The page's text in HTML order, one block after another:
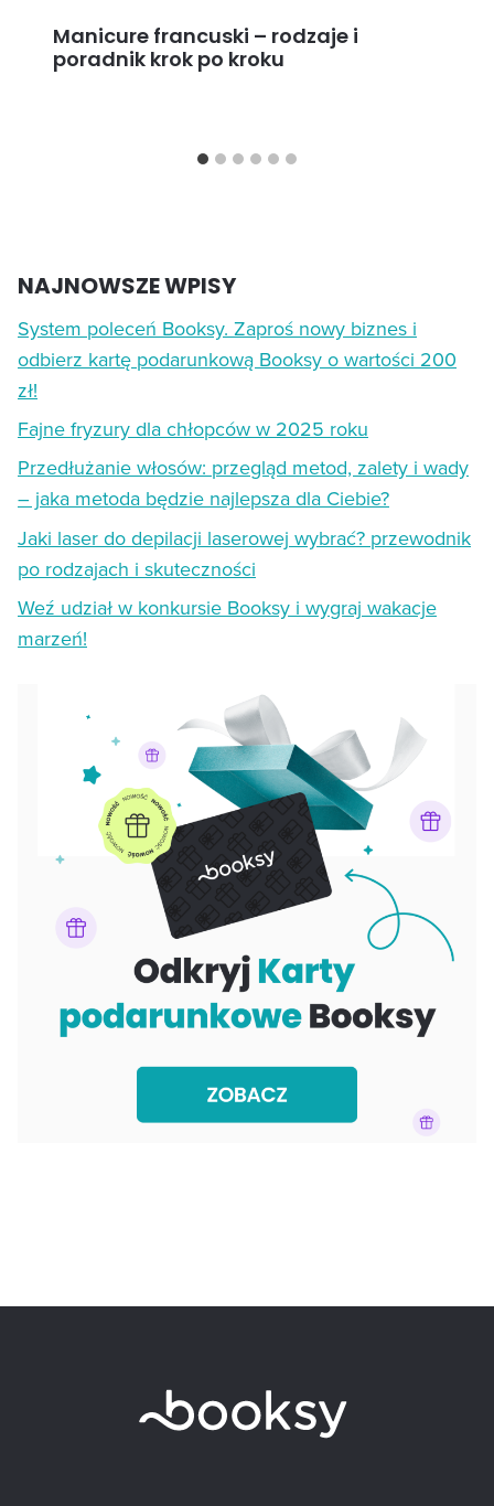
Manicure francuski – rodzaje i
poradnik krok po kroku
NAJNOWSZE WPISY
System poleceń Booksy. Zaproś nowy biznes i
odbierz kartę podarunkową Booksy o wartości 200
zł!
Fajne fryzury dla chłopców w 2025 roku
Przedłużanie włosów: przegląd metod, zalety i wady
– jaka metoda będzie najlepsza dla Ciebie?
Jaki laser do depilacji laserowej wybrać? przewodnik
po rodzajach i skuteczności
Weź udział w konkursie Booksy i wygraj wakacje
marzeń!